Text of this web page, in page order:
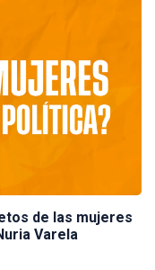
de las mujeres
Varela